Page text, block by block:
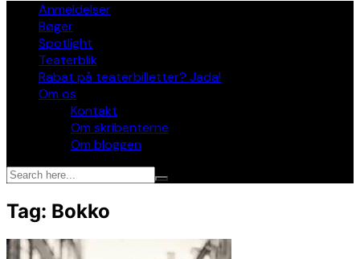
Anmeldelser
Bøger
Spotlight
Teaterblik
Rabat på teaterbilletter? Jada!
Om os
Kontakt
Om skribenterne
Om bloggen
Tag: Bokko